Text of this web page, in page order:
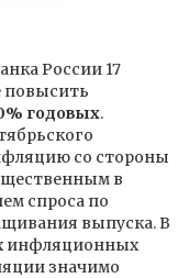
России 17
повысить
годовых.
со стороны
в
спроса по
выпуска. В
инфляционных
значимо